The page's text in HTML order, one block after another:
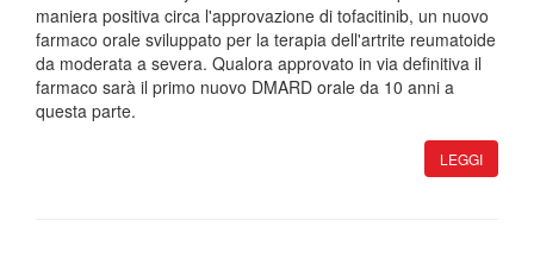
maniera positiva circa l'approvazione di tofacitinib, un nuovo
farmaco orale sviluppato per la terapia dell'artrite reumatoide
da moderata a severa. Qualora approvato in via definitiva il
farmaco sarà il primo nuovo DMARD orale da 10 anni a
questa parte.
LEGGI